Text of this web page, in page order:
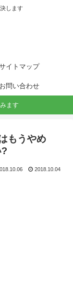
します
イトマップ
お問い合わせ
ます
もうやめ
2018.10.04